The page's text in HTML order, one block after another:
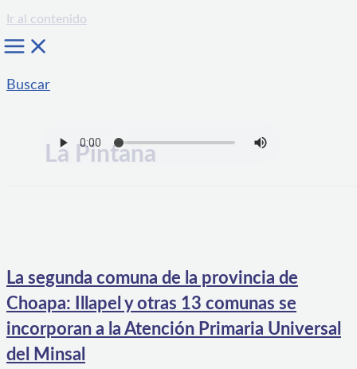
Ir al contenido
Buscar
La Pintana
La segunda comuna de la provincia de
Choapa: Illapel y otras 13 comunas se
incorporan a la Atención Primaria Universal
del Minsal